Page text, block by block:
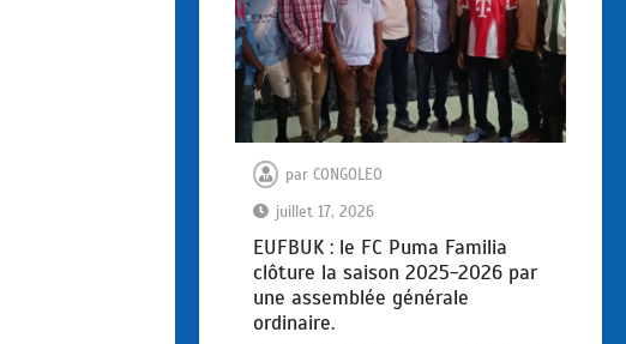
par CONGOLEO
juillet 17, 2026
EUFBUK : le FC Puma Familia
clôture la saison 2025-2026 par
une assemblée générale
ordinaire.